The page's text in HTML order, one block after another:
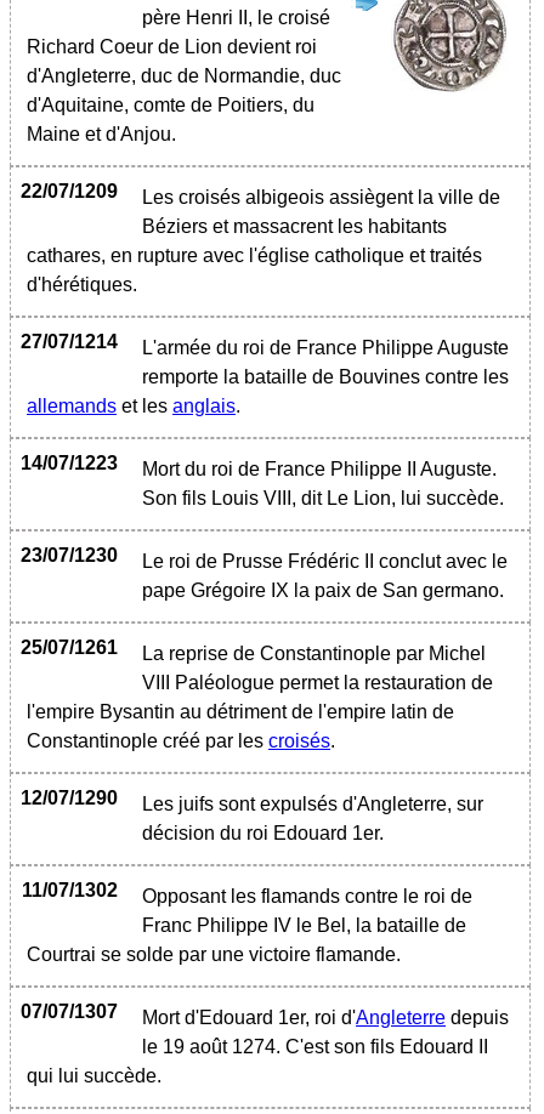
père Henri II, le croisé
Richard Coeur de Lion devient roi
d'Angleterre, duc de Normandie, duc
d'Aquitaine, comte de Poitiers, du
Maine et d'Anjou.
22/07/1209
Les croisés albigeois assiègent la ville de
Béziers et massacrent les habitants
cathares, en rupture avec l'église catholique et traités
d'hérétiques.
27/07/1214
L'armée du roi de France Philippe Auguste
remporte la bataille de Bouvines contre les
allemands et les anglais.
14/07/1223
Mort du roi de France Philippe II Auguste.
Son fils Louis VIII, dit Le Lion, lui succède.
23/07/1230
Le roi de Prusse Frédéric II conclut avec le
pape Grégoire IX la paix de San germano.
25/07/1261
La reprise de Constantinople par Michel
VIII Paléologue permet la restauration de
l'empire Bysantin au détriment de l'empire latin de
Constantinople créé par les croisés.
12/07/1290
Les juifs sont expulsés d'Angleterre, sur
décision du roi Edouard 1er.
11/07/1302
Opposant les flamands contre le roi de
Franc Philippe IV le Bel, la bataille de
Courtrai se solde par une victoire flamande.
07/07/1307 Mort d'Edouard 1er, roi d'Angleterre depuis
le 19 août 1274. C'est son fils Edouard II
qui lui succède.